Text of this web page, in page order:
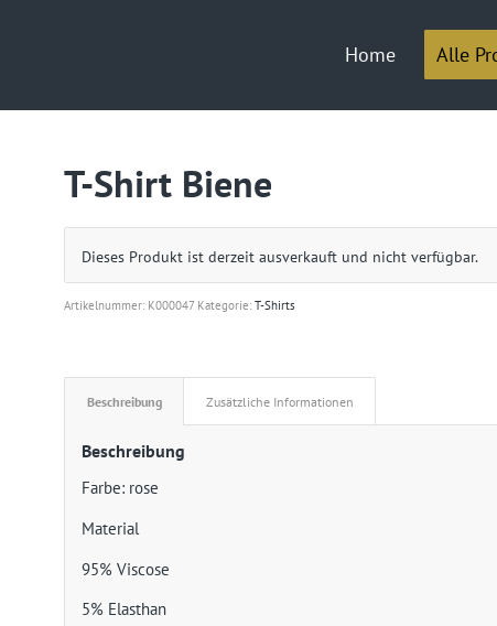
Home Alle
T-Shirt Biene
Dieses Produkt ist derzeit ausverkauft und nicht verfügbar.
Artikelnummer: K000047 Kategorie:T-Shirts
Beschreibung Zusätzliche Informationen
Beschreibung
Farbe: rose
Material
95% Viscose
5% Elasthan